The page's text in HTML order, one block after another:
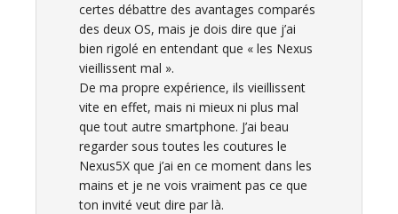
certes débattre des avantages comparés
des deux OS, mais je dois dire que j’ai
bien rigolé en entendant que « les Nexus
vieillissent mal ».
De ma propre expérience, ils vieillissent
vite en effet, mais ni mieux ni plus mal
que tout autre smartphone. J’ai beau
regarder sous toutes les coutures le
Nexus5X que j’ai en ce moment dans les
mains et je ne vois vraiment pas ce que
ton invité veut dire par là.